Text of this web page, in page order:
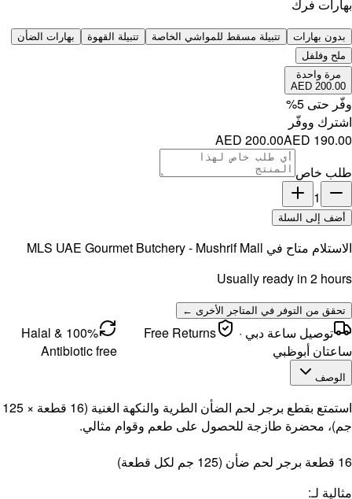
بهارات الضأن
MLS
100% Halal &
استمتع بقطع برجر لحم الضأن الطرية والنكهة الغنية (16 قطعة × 125